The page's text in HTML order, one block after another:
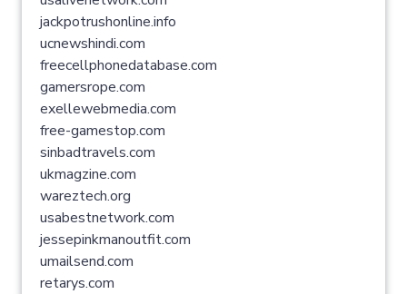
jackpotrushonline.info
ucnewshindi.com
freecellphonedatabase.com
gamersrope.com
exellewebmedia.com
free-gamestop.com
sinbadtravels.com
ukmagzine.com
wareztech.org
usabestnetwork.com
jessepinkmanoutfit.com
umailsend.com
retarys.com